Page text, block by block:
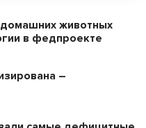
животных
в федпроекте
–